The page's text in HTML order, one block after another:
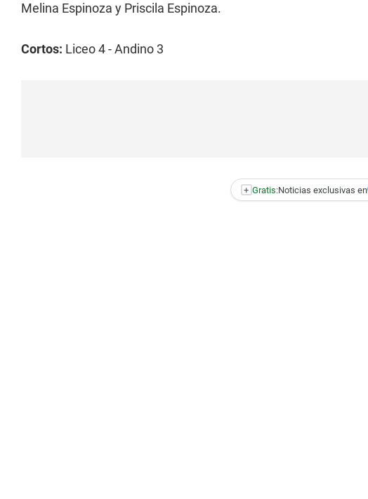
Melina Espinoza y Priscila Espinoza.
Cortos: Liceo 4 - Andino 3
+ Gratis:Noticias exclusivas en